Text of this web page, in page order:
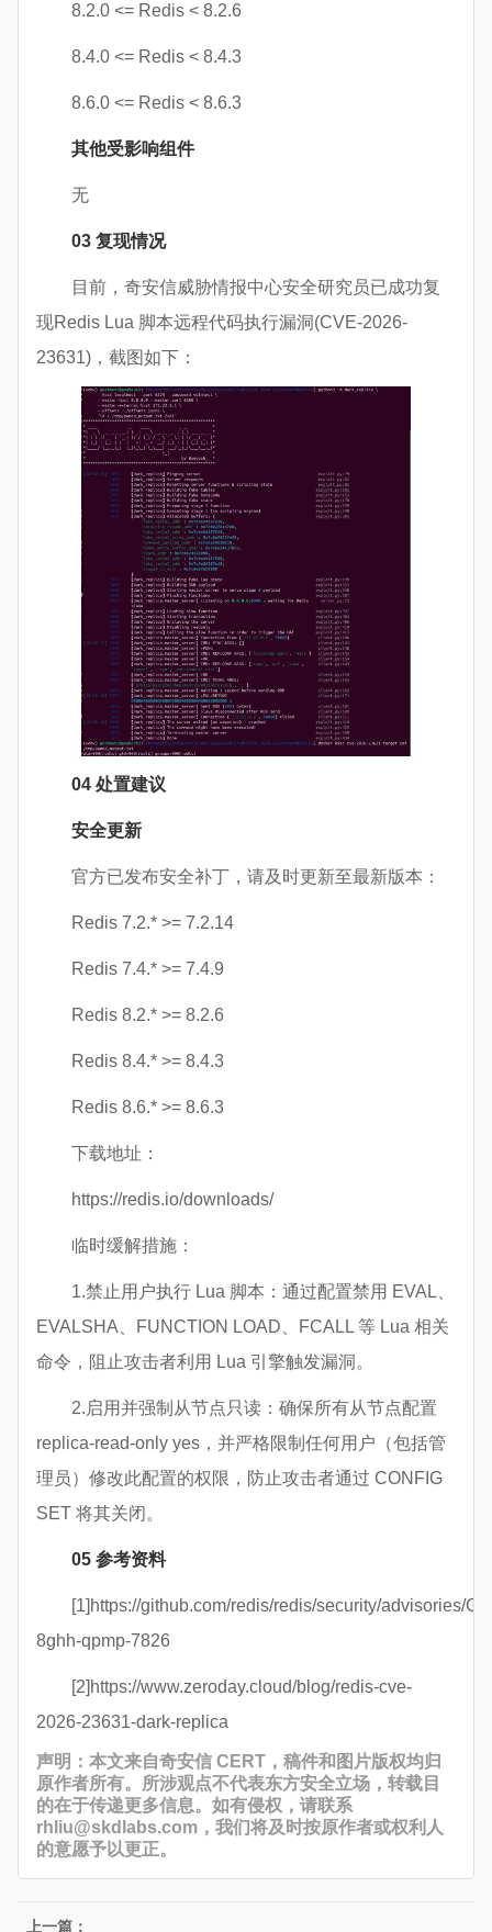
8.2.0 <= Redis < 8.2.6
8.4.0 <= Redis < 8.4.3
8.6.0 <= Redis < 8.6.3
其他受影响组件
无
03 复现情况
目前，奇安信威胁情报中心安全研究员已成功复
现Redis Lua 脚本远程代码执行漏洞(CVE-2026-
23631)，截图如下：
04 处置建议
安全更新
官方已发布安全补丁，请及时更新至最新版本：
Redis 7.2.* >= 7.2.14
Redis 7.4.* >= 7.4.9
Redis 8.2.* >= 8.2.6
Redis 8.4.* >= 8.4.3
Redis 8.6.* >= 8.6.3
下载地址：
https://redis.io/downloads/
临时缓解措施：
1.禁止用户执行 Lua 脚本：通过配置禁用 EVAL、
EVALSHA、FUNCTION LOAD、FCALL 等 Lua 相关
命令，阻止攻击者利用 Lua 引擎触发漏洞。
2.启用并强制从节点只读：确保所有从节点配置
replica-read-only yes，并严格限制任何用户（包括管
理员）修改此配置的权限，防止攻击者通过 CONFIG
SET 将其关闭。
05 参考资料
[1]https://github.com/redis/redis/security/advisories/
8ghh-qpmp-7826
[2]https://www.zeroday.cloud/blog/redis-cve-
2026-23631-dark-replica
声明：本文来自奇安信 CERT，稿件和图片版权均归
原作者所有。所涉观点不代表东方安全立场，转载目
的在于传递更多信息。如有侵权，请联系
rhliu@skdlabs.com，我们将及时按原作者或权利人
的意愿予以更正。
上一篇：